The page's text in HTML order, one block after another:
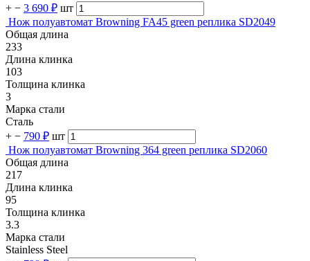
+ − 3 690 ₽ шт
Нож полуавтомат Browning FA45 green реплика SD2049
Общая длина
233
Длина клинка
103
Толщина клинка
3
Марка стали
Сталь
+ − 790 ₽ шт
Нож полуавтомат Browning 364 green реплика SD2060
Общая длина
217
Длина клинка
95
Толщина клинка
3.3
Марка стали
Stainless Steel